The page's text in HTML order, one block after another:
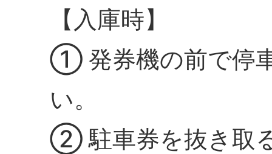
【入庫時】
① 発券機の前で停
い。
② 駐車券を抜き取